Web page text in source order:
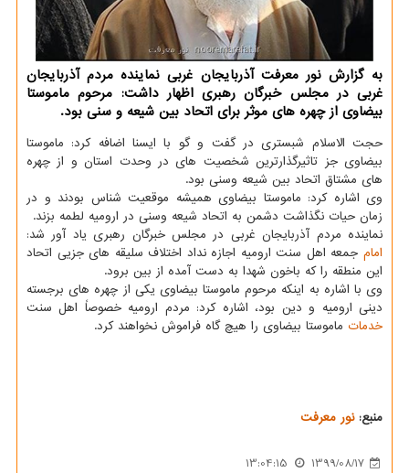
به گزارش نور معرفت آذربایجان غربی نماینده مردم آذربایجان
غربی در مجلس خبرگان رهبری اظهار داشت: مرحوم ماموستا
بیضاوی از چهره های موثر برای اتحاد بین شیعه و سنی بود.
حجت الاسلام شبستری در گفت و گو با ایسنا اضافه کرد: ماموستا
بیضاوی جز تاثیرگذارترین شخصیت های در وحدت استان و از چهره
های مشتاق اتحاد بین شیعه وسنی بود.
وی اشاره کرد: ماموستا بیضاوی همیشه موقعیت شناس بودند و در
زمان حیات نگذاشت دشمن به اتحاد شیعه وسنی در ارومیه لطمه بزند.
نماینده مردم آذربایجان غربی در مجلس خبرگان رهبری یاد آور شد:
امام جمعه اهل سنت ارومیه اجازه نداد اختلاف سلیقه های جزیی اتحاد
این منطقه را که باخون شهدا به دست آمده از بین برود.
وی با اشاره به اینکه مرحوم ماموستا بیضاوی یکی از چهره های برجسته
دینی ارومیه و دین بود، اشاره کرد: مردم ارومیه خصوصاً اهل سنت
خدمات ماموستا بیضاوی را هیچ گاه فراموش نخواهند کرد.
منبع:نور معرفت
1399/08/17
13:04:15